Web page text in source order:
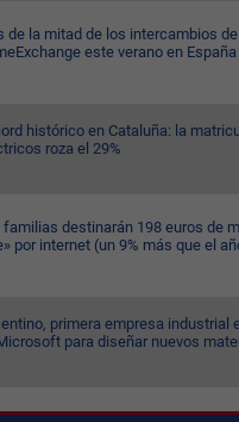
de la mitad de los intercambios
este verano en
histórico en Cataluña: la
roza el 29%
familias destinarán 198 euros de
por internet (un 9% más que el
primera empresa industrial
para diseñar nuevos